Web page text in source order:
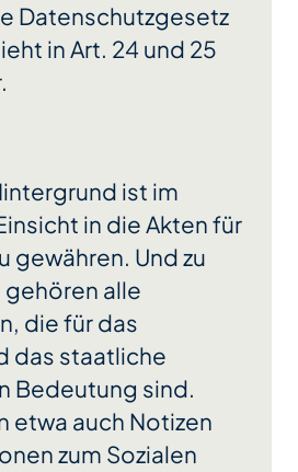
Datenschutzgesetz
in Art. 24 und 25
ist im
in die Akten für
gewähren. Und zu
alle
die für das
das staatliche
Bedeutung sind.
etwa auch Notizen
zum Sozialen